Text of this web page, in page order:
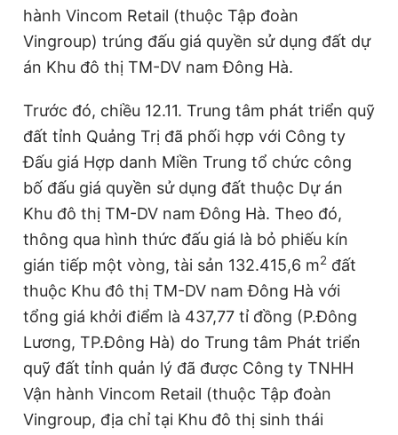
Theo dõi báo trên
Hotline
0906 645 777
Liên hệ quảng cáo
0908 780 404
Đặt báo Quảng cáo RSS Tòa soạn Chính sách bảo
Tổng biên tập: Nguyễn Ngọc Toàn
Phó tổng biên tập thường trực: Hải Thành
Phó tổng biên tập: Lâm Hiếu Dũng
Phó tổng biên tập: Trần Việt Hưng
Tổng thư ký tòa soạn: Đức Trung
hành Vincom Retail (thuộc Tập đoàn
Vingroup) trúng đấu giá quyền sử dụng đất dự
án Khu đô thị TM-DV nam Đông Hà.
Trước đó, chiều 12.11. Trung tâm phát triển quỹ
đất tỉnh Quảng Trị đã phối hợp với Công ty
Đấu giá Hợp danh Miền Trung tổ chức công
bố đấu giá quyền sử dụng đất thuộc Dự án
Khu đô thị TM-DV nam Đông Hà. Theo đó,
thông qua hình thức đấu giá là bỏ phiếu kín
gián tiếp một vòng, tài sản 132.415,6 m2 đất
thuộc Khu đô thị TM-DV nam Đông Hà với
tổng giá khởi điểm là 437,77 tỉ đồng (P.Đông
Lương, TP.Đông Hà) do Trung tâm Phát triển
quỹ đất tỉnh quản lý đã được Công ty TNHH
Vận hành Vincom Retail (thuộc Tập đoàn
Vingroup, địa chỉ tại Khu đô thị sinh thái